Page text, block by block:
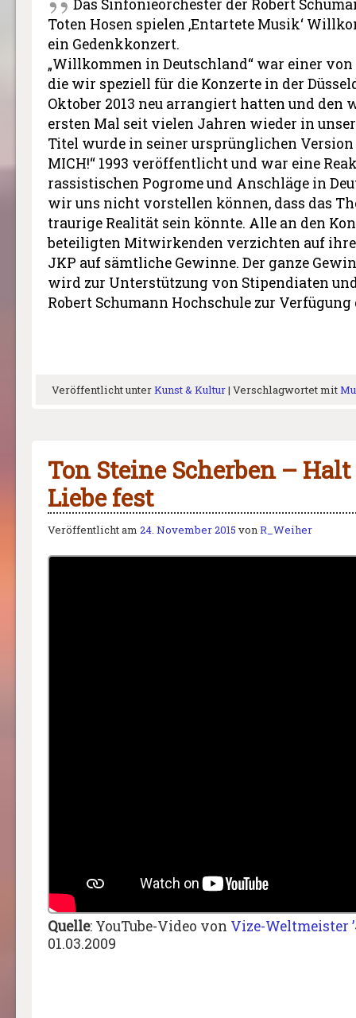
Das Sinfonieorchester der Robert
Toten Hosen spielen ‚Entartete Musik‘
ein Gedenkkonzert.
„Willkommen in Deutschland“ war einer
die wir speziell für die Konzerte in der
Oktober 2013 neu arrangiert hatten und den
ersten Mal seit vielen Jahren wieder in
Titel wurde in seiner ursprünglichen Version
MICH!“ 1993 veröffentlicht und war eine
rassistischen Pogrome und Anschläge in
wir uns nicht vorstellen können, dass das
traurige Realität sein könnte. Alle an den
beteiligten Mitwirkenden verzichten auf ihre
JKP auf sämtliche Gewinne. Der ganze
wird zur Unterstützung von Stipendiaten
Robert Schumann Hochschule zur
Veröffentlicht unterKunst & Kultur| Verschlagwortet mit
Ton Steine Scherben –
Liebe fest
Veröffentlicht am 24. November 2015 vonR_Weiher
Quelle: YouTube-Video von Vize-Weltmeister
01.03.2009